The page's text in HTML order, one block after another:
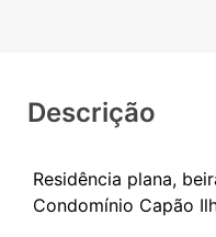
Descrição
Residência plana,
Condomínio Capão